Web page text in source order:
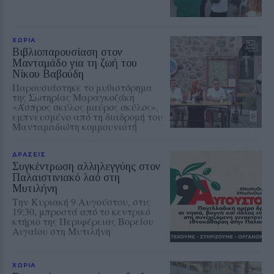
ΧΩΡΙΑ
Βιβλιοπαρουσίαση στον
Μανταμάδο για τη ζωή του
Νίκου Βαβούδη
Παρουσιάστηκε το μυθιστόρημα
της Σωτηρίας Μαραγκοζάκη
«Άσπρος σκύλος μαύρος σκύλος»,
εμπνευσμένο από τη διαδρομή του
Μανταμαδιώτη κομμουνιστή
ΔΡΑΣΕΙΣ
Συγκέντρωση αλληλεγγύης στον
Παλαιστινιακό λαό στη
Μυτιλήνη
Την Κυριακή 9 Αυγούστου, στις
19:30, μπροστά από το κεντρικό
κτήριο της Περιφέρειας Βορείου
Αιγαίου στη Μυτιλήνη
ΧΩΡΙΑ